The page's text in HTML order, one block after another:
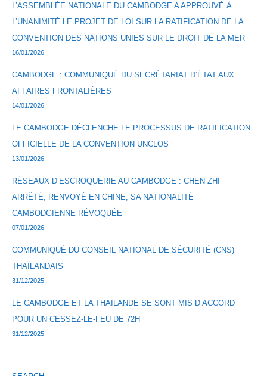
L’ASSEMBLÉE NATIONALE DU CAMBODGE A APPROUVÉ À
L’UNANIMITÉ LE PROJET DE LOI SUR LA RATIFICATION DE LA
CONVENTION DES NATIONS UNIES SUR LE DROIT DE LA MER
16/01/2026
CAMBODGE : COMMUNIQUÉ DU SECRÉTARIAT D’ÉTAT AUX
AFFAIRES FRONTALIÈRES
14/01/2026
LE CAMBODGE DÉCLENCHE LE PROCESSUS DE RATIFICATION
OFFICIELLE DE LA CONVENTION UNCLOS
13/01/2026
RÉSEAUX D’ESCROQUERIE AU CAMBODGE : CHEN ZHI
ARRÊTÉ, RENVOYÉ EN CHINE, SA NATIONALITÉ
CAMBODGIENNE RÉVOQUÉE
07/01/2026
COMMUNIQUÉ DU CONSEIL NATIONAL DE SÉCURITÉ (CNS)
THAÏLANDAIS
31/12/2025
LE CAMBODGE ET LA THAÏLANDE SE SONT MIS D’ACCORD
POUR UN CESSEZ-LE-FEU DE 72H
31/12/2025